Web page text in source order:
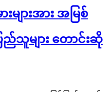
များအား အမြစ်
ြည်သူများ တောင်းဆို